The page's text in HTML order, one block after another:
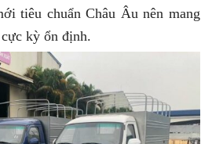
tiêu chuẩn Châu Âu nên mang
kỳ ổn định.